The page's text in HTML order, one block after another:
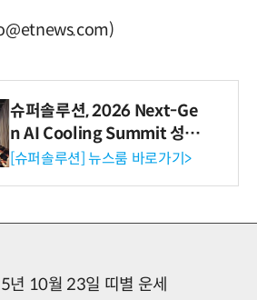
슈퍼솔루션, 2026 Next-Ge
n AI Cooling Summit 성황
리 성료
[슈퍼솔루션] 뉴스룸 바로가기>
년 10월 23일 띠별 운세